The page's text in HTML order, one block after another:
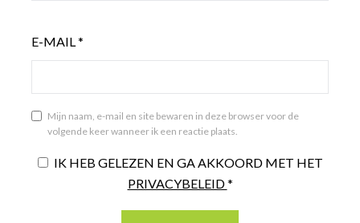
E-MAIL*
Mijn naam, e-mail en site bewaren in deze browser voor de
volgende keer wanneer ik een reactie plaats.
IK HEB GELEZEN EN GA AKKOORD MET HET
PRIVACYBELEID*